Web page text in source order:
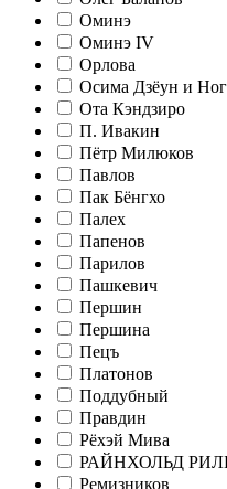
Оминэ
Оминэ IV
Орлова
Осима Дзёун и
Ота Кэндзиро
П. Ивакин
Пётр Милюков
Павлов
Пак Бёнгхо
Палех
Папенов
Парилов
Пашкевич
Першин
Першина
Пецъ
Платонов
Поддубный
Правдин
Рёхэй Мива
РАЙНХОЛЬД
Ремизников